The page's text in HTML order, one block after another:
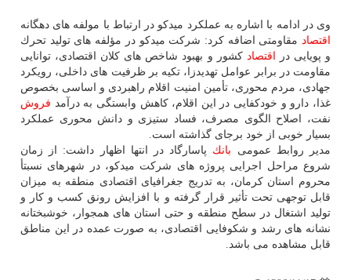
وی در ادامه با اشاره به عملكرد میدكو در ارتباط با مولفه های دهگانه
اقتصاد مقاومتی اضافه كرد: شركت میدكو در مؤلفه های تولید تحرك
و پویایی در
اقتصاد كشور و بهبود شاخص های كلان اقتصادی، توانایی
مقاومت در برابر عوامل تهدیدزا، تكیه بر ظرفیت های داخلی، رویكرد
جهادی، مردم محوری، تأمین امنیت اقلام راهبردی و اساسی بخصوص
غذا، دارو و خودكفایی در این اقلام، كاهش وابستگی به درآمد فروش
نفت، اصلاح الگوی مصرف، فساد ستیزی و دانش محوری عملكرد
بسیار خوبی از خود برجای گذاشته است.
مدیر روابط عمومی بانك پاسارگاد در انتها اظهار داشت: از زمان
شروع مراحل اجرایی پروژه های شركت میدكو، در شهرهای نسبتأ
محروم استان كرمان، به تدریج جغرافیای اقتصادی منطقه به میزان
قابل توجهی تحت تأثیر قرار گرفته و با افزایش رونق كسب و كار و
تولید اشتغال در سطح منطقه و حتی استان های همجوار، خوشبختانه
نشانه های رشد و شكوفایی اقتصادی، به صورت عمده در این مناطق
قابل مشاهده می باشد.